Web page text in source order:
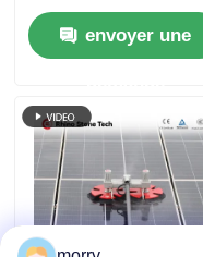
photovoltaïques
électriques Robot de
nettoyage Brosses
système de
de panneaux
envoyer une